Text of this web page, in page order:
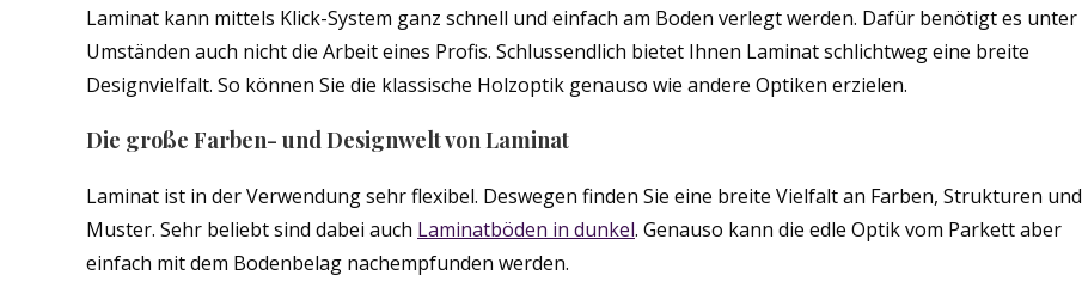
Laminat kann mittels Klick-System ganz schnell und einfach am Boden verlegt werden. Dafür benötigt es unter
Umständen auch nicht die Arbeit eines Profis. Schlussendlich bietet Ihnen Laminat schlichtweg eine breite
Designvielfalt. So können Sie die klassische Holzoptik genauso wie andere Optiken erzielen.
Die große Farben- und Designwelt von Laminat
Laminat ist in der Verwendung sehr flexibel. Deswegen finden Sie eine breite Vielfalt an Farben, Strukturen und
Muster. Sehr beliebt sind dabei auch Laminatböden in dunkel. Genauso kann die edle Optik vom Parkett aber
einfach mit dem Bodenbelag nachempfunden werden.